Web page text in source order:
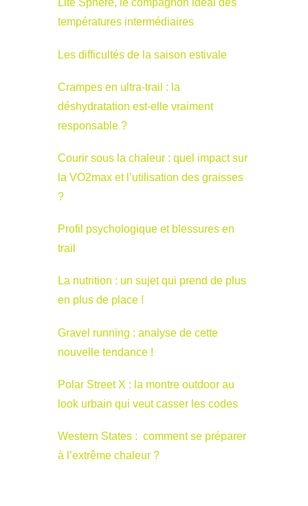
Lite Sphère, le compagnon idéal des
températures intermédiaires
Les difficultés de la saison estivale
Crampes en ultra-trail : la
déshydratation est-elle vraiment
responsable ?
Courir sous la chaleur : quel impact sur
la VO2max et l’utilisation des graisses
?
Profil psychologique et blessures en
trail
La nutrition : un sujet qui prend de plus
en plus de place !
Gravel running : analyse de cette
nouvelle tendance !
Polar Street X : la montre outdoor au
look urbain qui veut casser les codes
Western States : comment se préparer
à l’extrême chaleur ?